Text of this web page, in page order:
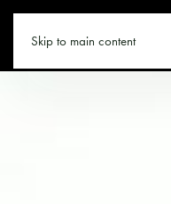
Skip to main content
SAALFELDEN.CO